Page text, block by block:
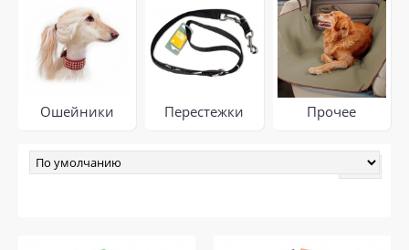
Ошейники Перестежки Прочее